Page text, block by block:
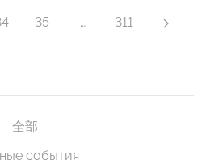
35 … 311
全部
события